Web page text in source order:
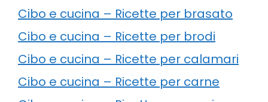
Cibo e cucina – Ricette per brasato
Cibo e cucina – Ricette per brodi
Cibo e cucina – Ricette per calamari
Cibo e cucina – Ricette per carne